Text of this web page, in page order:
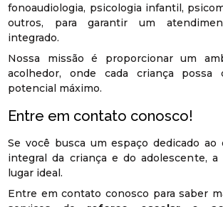
fonoaudiologia, psicologia infantil,
outros, para garantir um
integrado.
Nossa missão é proporcionar um
acolhedor, onde cada criança possa
potencial máximo.
Entre em contato conosco!
Se você busca um espaço dedicado ao
integral da criança e do adolescente, a
lugar ideal.
Entre em contato conosco para saber